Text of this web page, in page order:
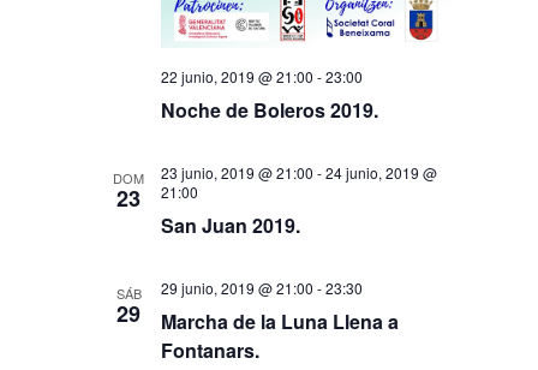
Noche de Boleros 2019.
22 junio, 2019 @ 21:00 -23:00
DOM
23
San Juan 2019.
23 junio, 2019 @ 21:00 -24 junio, 2019 @
21:00
SÁB
29
Marcha de la Luna Llena a
Fontanars.
29 junio, 2019 @ 21:00 -23:30